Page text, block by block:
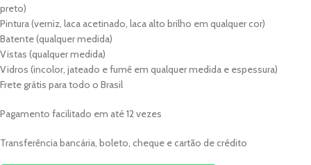
preto)
Pintura (verniz, laca acetinado, laca alto brilho em qualquer cor)
Batente (qualquer medida)
Vistas (qualquer medida)
Vidros (incolor, jateado e fumê em qualquer medida e espessura)
Frete grátis para todo o Brasil
Pagamento facilitado em até 12 vezes
Transferência bancária, boleto, cheque e cartão de crédito